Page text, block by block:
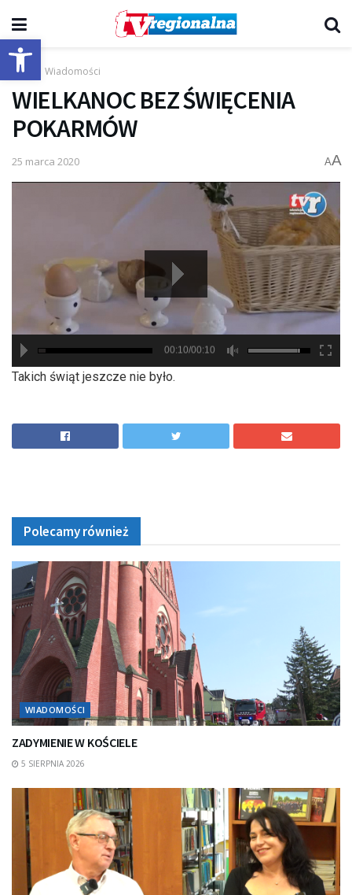
Otwórz pasek narzędzi
Start Wiadomości
WIELKANOC BEZ ŚWIĘCENIA
POKARMÓW
25 marca 2020 AA
00:10/00:10
Takich świąt jeszcze nie było.
Polecamy również
WIADOMOŚCI
ZADYMIENIE W KOŚCIELE
5 SIERPNIA 2026